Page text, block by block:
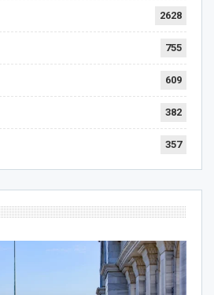
2628
755
609
382
357